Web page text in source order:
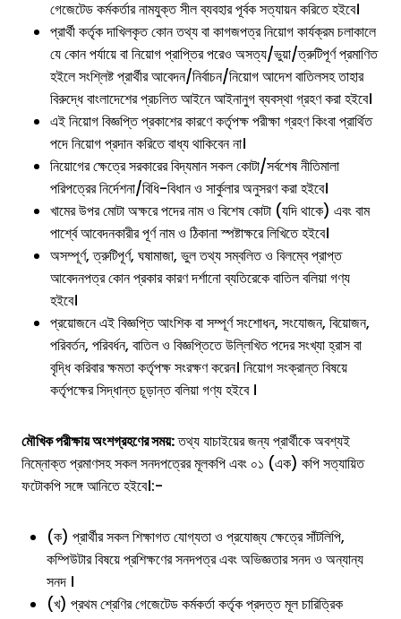
গেজেটেড কর্মকর্তার নামযুক্ত সীল ব্যবহার পূর্বক সত্যায়ন করিতে হইবে।
প্রার্থী কর্তৃক দাখিলকৃত কোন তথ্য বা কাগজপত্র নিয়োগ কার্যক্রম চলাকালে
যে কোন পর্যায়ে বা নিয়োগ প্রাপ্তির পরেও অসত্য/ভুয়া/ত্রুটিপূর্ণ প্রমাণিত
হইলে সংশ্লিষ্ট প্রার্থীর আবেদন/নির্বাচন/নিয়োগ আদেশ বাতিলসহ তাহার
বিরুদ্ধে বাংলাদেশের প্রচলিত আইনে আইনানুগ ব্যবস্থা গ্রহণ করা হইবে।
এই নিয়োগ বিজ্ঞপ্তি প্রকাশের কারণে কর্তৃপক্ষ পরীক্ষা গ্রহণ কিংবা প্রার্থিত
পদে নিয়োগ প্রদান করিতে বাধ্য থাকিবেন না।
নিয়োগের ক্ষেত্রে সরকারের বিদ্যমান সকল কোটা/সর্বশেষ নীতিমালা
পরিপত্রের নির্দেশনা/বিধি-বিধান ও সার্কুলার অনুসরণ করা হইবে।
খামের উপর মোটা অক্ষরে পদের নাম ও বিশেষ কোটা (যদি থাকে) এবং বাম
পার্শ্বে আবেদনকারীর পূর্ণ নাম ও ঠিকানা স্পষ্টাক্ষরে লিখিতে হইবে।
অসম্পূর্ণ, ত্রুটিপূর্ণ, ঘষামাজা, ভুল তথ্য সম্বলিত ও বিলম্বে প্রাপ্ত
আবেদনপত্র কোন প্রকার কারণ দর্শানো ব্যতিরেকে বাতিল বলিয়া গণ্য
হইবে।
প্রয়োজনে এই বিজ্ঞপ্তি আংশিক বা সম্পূর্ণ সংশোধন, সংযোজন, বিয়োজন,
পরিবর্তন, পরিবর্ধন, বাতিল ও বিজ্ঞপ্তিতে উল্লিখিত পদের সংখ্যা হ্রাস বা
বৃদ্ধি করিবার ক্ষমতা কর্তৃপক্ষ সংরক্ষণ করেন। নিয়োগ সংক্রান্ত বিষয়ে
কর্তৃপক্ষের সিদ্ধান্ত চূড়ান্ত বলিয়া গণ্য হইবে ।
মৌখিক পরীক্ষায় অংশগ্রহণের সময়:তথ্য যাচাইয়ের জন্য প্রার্থীকে অবশ্যই
নিম্নোক্ত প্রমাণসহ সকল সনদপত্রের মূলকপি এবং ০১ (এক) কপি সত্যায়িত
ফটোকপি সঙ্গে আনিতে হইবে।:-
(ক) প্রার্থীর সকল শিক্ষাগত যোগ্যতা ও প্রযোজ্য ক্ষেত্রে সাঁটলিপি,
কম্পিউটার বিষয়ে প্রশিক্ষণের সনদপত্র এবং অভিজ্ঞতার সনদ ও অন্যান্য
সনদ ।
(খ) প্রথম শ্রেণির গেজেটেড কর্মকর্তা কর্তৃক প্রদত্ত মূল চারিত্রিক